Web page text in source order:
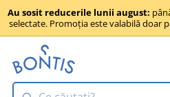
Au sosit reducerile lunii august:
selectate. Promoția este valabilă doar